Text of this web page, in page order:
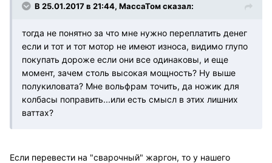
В 25.01.2017 в 21:44, МассаТом сказал:
тогда не понятно за что мне нужно переплатить денег
если и тот и тот мотор не имеют износа, видимо глупо
покупать дороже если они все одинаковы, и еще
момент, зачем столь высокая мощность? Ну выше
полукиловата? Мне вольфрам точить, да ножик для
колбасы поправить...или есть смысл в этих лишних
ваттах?
Если перевести на "сварочный" жаргон, то у нашего